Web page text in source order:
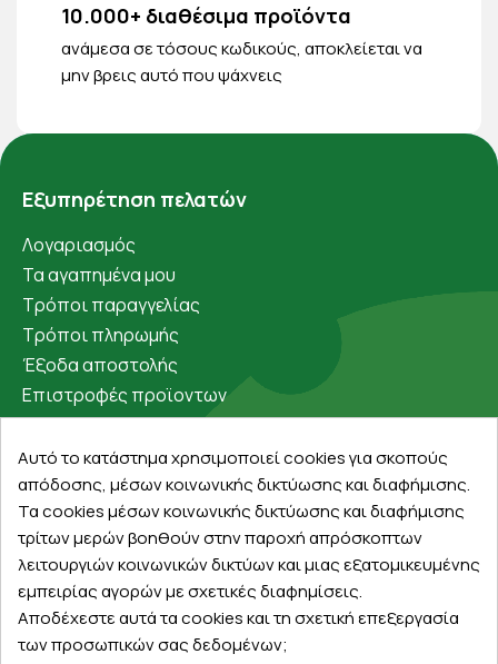
10.000+ διαθέσιμα προϊόντα
ανάμεσα σε τόσους κωδικούς, αποκλείεται να
μην βρεις αυτό που ψάχνεις
Εξυπηρέτηση πελατών
Λογαριασμός
Τα αγαπημένα μου
Τρόποι παραγγελίας
Τρόποι πληρωμής
Έξοδα αποστολής
Επιστροφές προϊοντων
Εξέλιξη παραγγελίας
Πληροφορίες
Επικοινωνία
Σχετικά με εμάς
Πολιτική απορρήτου
Όροι χρήσης
Cookies
Αυτό το κατάστημα χρησιμοποιεί cookies για σκοπούς
απόδοσης, μέσων κοινωνικής δικτύωσης και διαφήμισης.
Τα cookies μέσων κοινωνικής δικτύωσης και διαφήμισης
τρίτων μερών βοηθούν στην παροχή απρόσκοπτων
λειτουργιών κοινωνικών δικτύων και μιας εξατομικευμένης
εμπειρίας αγορών με σχετικές διαφημίσεις.
Αποδέχεστε αυτά τα cookies και τη σχετική επεξεργασία
των προσωπικών σας δεδομένων;